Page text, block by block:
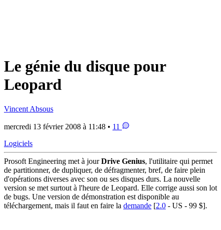
Le génie du disque pour
Leopard
Vincent Absous
mercredi 13 février 2008 à 11:48 • 11
Logiciels
Prosoft Engineering met à jourDrive Genius, l'utilitaire qui permet
de partitionner, de dupliquer, de défragmenter, bref, de faire plein
d'opérations diverses avec son ou ses disques durs. La nouvelle
version se met surtout à l'heure de Leopard. Elle corrige aussi son lot
de bugs. Une version de démonstration est disponible au
téléchargement, mais il faut en faire la demande [2.0 - US - 99 $].